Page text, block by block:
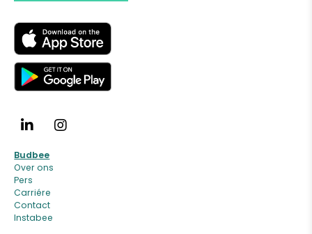
Budbee
Over ons
Pers
Carriére
Contact
Instabee